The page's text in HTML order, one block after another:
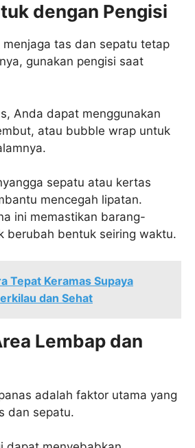
dengan Pengisi
menjaga tas dan sepatu tetap
gunakan pengisi saat
Anda dapat menggunakan
atau bubble wrap untuk
sepatu atau kertas
mencegah lipatan.
ini memastikan barang-
berubah bentuk seiring waktu.
Tepat Keramas Supaya
dan Sehat
Lembap dan
adalah faktor utama yang
dan sepatu.